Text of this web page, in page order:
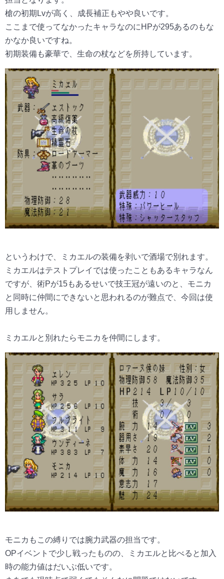
槍の初期Lvが高く、成長補正もやや良いです。
ここまで使ってなかったキャラなのにHPが295あるのもな
かなか良いですね。
初期装備も豪華で、生命の杖などを所持しています。
というわけで、ミカエルの装備を剥いで酒場で別れます。
ミカエルはテストプレイでは使ったこともあるキャラなん
ですが、術Pが15もあるせいで技王冠が遠いのと、モニカ
と同時に仲間にできないと思われるのが難点で、今回は使
用しません。
ミカエルと別れたらモニカを仲間にします。
モニカもこの縛りでは腕力武器の担当です。
OPイベントで少し戦ったものの、ミカエルと比べると加入
時の能力値はだいぶ低いです。